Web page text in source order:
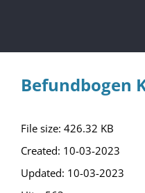
Befundbogen
File size: 426.32 KB
Created: 10-03-2023
Updated: 10-03-2023